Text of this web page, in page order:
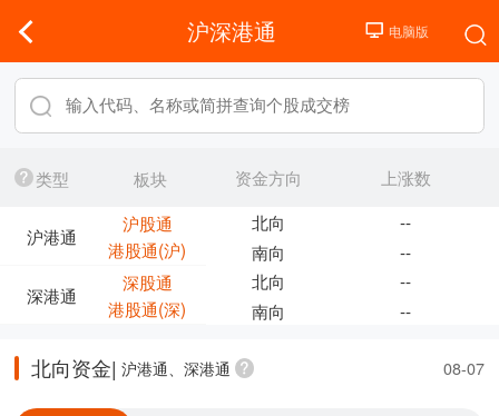
沪深港通
类型 板块
沪港通
沪股通
港股通(沪)
深港通
深股通
港股通(深)
资金方向
上涨数
北向
--
南向
--
北向
--
南向
--
北向资金| 沪港通、深港通 08-07